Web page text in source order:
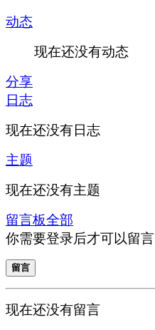
动态
现在还没有动态
分享
日志
现在还没有日志
主题
现在还没有主题
留言板全部
你需要登录后才可以留言
留言
现在还没有留言